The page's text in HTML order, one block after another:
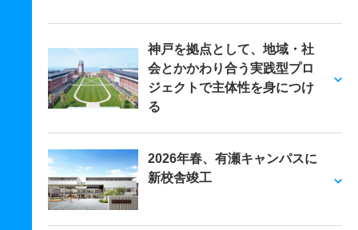
神戸を拠点として、地域・社
会とかかわり合う実践型プロ
ジェクトで主体性を身につけ
る
2026年春、有瀬キャンパスに
新校舎竣工